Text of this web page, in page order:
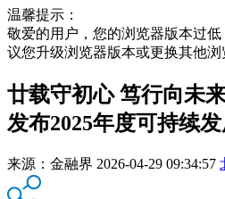
温馨提示：
敬爱的用户，您的浏览器版本过
议您升级浏览器版本或更换其他浏
廿载守初心 笃行向未
发布2025年度可持续
来源： 金融界 2026-04-29 09:34:57